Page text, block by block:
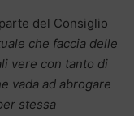
del Consiglio
che faccia delle
vere con tanto di
vada ad abrogare
stessa